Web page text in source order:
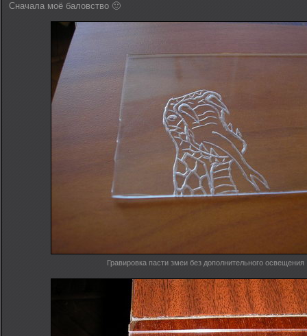
Сначала моё баловство 🙂
Гравировка пасти змеи без дополнительного освещения